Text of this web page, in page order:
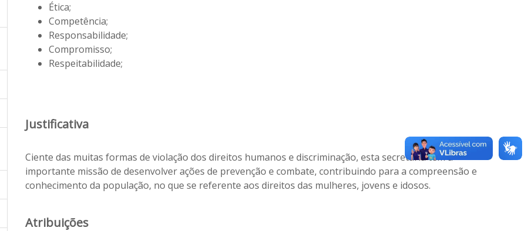
Ética;
Competência;
Responsabilidade;
Compromisso;
Respeitabilidade;
Justificativa
Ciente das muitas formas de violação dos direitos humanos e discriminação, esta secretaria tem a
importante missão de desenvolver ações de prevenção e combate, contribuindo para a compreensão e
conhecimento da população, no que se referente aos direitos das mulheres, jovens e idosos.
Atribuições